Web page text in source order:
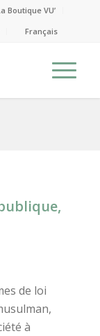
Boutique VU’
Français
de loi
à